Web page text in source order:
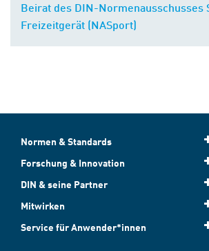
Beirat des DIN-Normenausschusses
Freizeitgerät (NASport)
Normen & Standards
Forschung & Innovation
DIN & seine Partner
Mitwirken
Service für Anwender*innen